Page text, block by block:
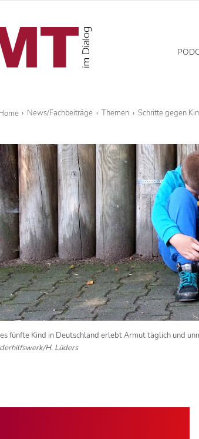
News/Fachbeiträge Themen Schritte gegen
fünfte Kind in Deutschland erlebt Armut täglich und
H. Lüders